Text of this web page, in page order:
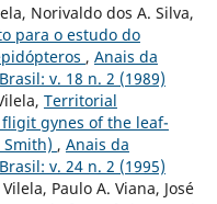
Norivaldo dos A. Silva,
para o estudo do
, Anais da
v. 18 n. 2 (1989)
Territorial
gynes of the leaf-
, Anais da
v. 24 n. 2 (1995)
Paulo A. Viana, José